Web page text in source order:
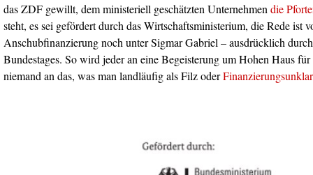
das ZDF gewillt, dem ministeriell geschätzten Unternehmen die
steht, es sei gefördert durch das Wirtschaftsministerium, die Rede ist
Anschubfinanzierung noch unter Sigmar Gabriel – ausdrücklich
Bundestages. So wird jeder an eine Begeisterung um Hohen Haus
niemand an das, was man landläufig als Filz oder